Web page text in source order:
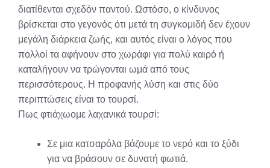
διατίθενται σχεδόν παντού. Ωστόσο, ο κίνδυνος
βρίσκεται στο γεγονός ότι μετά τη συγκομιδή δεν έχουν
μεγάλη διάρκεια ζωής, και αυτός είναι ο λόγος που
πολλοί τα αφήνουν στο χωράφι για πολύ καιρό ή
καταλήγουν να τρώγονται ωμά από τους
περισσότερους. Η προφανής λύση και στις δύο
περιπτώσεις είναι το τουρσί.
Πως φτιάχωομε λαχανικά τουρσί:
Σε μια κατσαρόλα βάζουμε το νερό και το ξύδι
για να βράσουν σε δυνατή φωτιά.